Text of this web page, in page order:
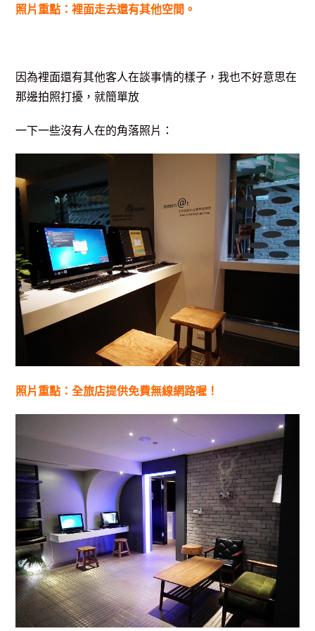
照片重點：裡面走去還有其他空間。
因為裡面還有其他客人在談事情的樣子，我也不好意思在
那邊拍照打擾，就簡單放
一下一些沒有人在的角落照片：
照片重點：全旅店提供免費無線網路喔！